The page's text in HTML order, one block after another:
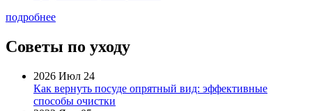
подробнее
Советы по уходу
2026 Июл 24
Как вернуть посуде опрятный вид: эффективные
способы очистки